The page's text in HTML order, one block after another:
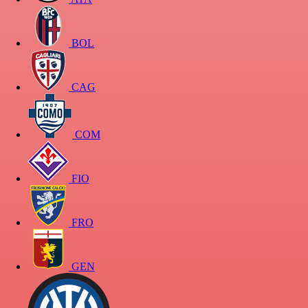
BOL
CAG
COM
FIO
FRO
GEN